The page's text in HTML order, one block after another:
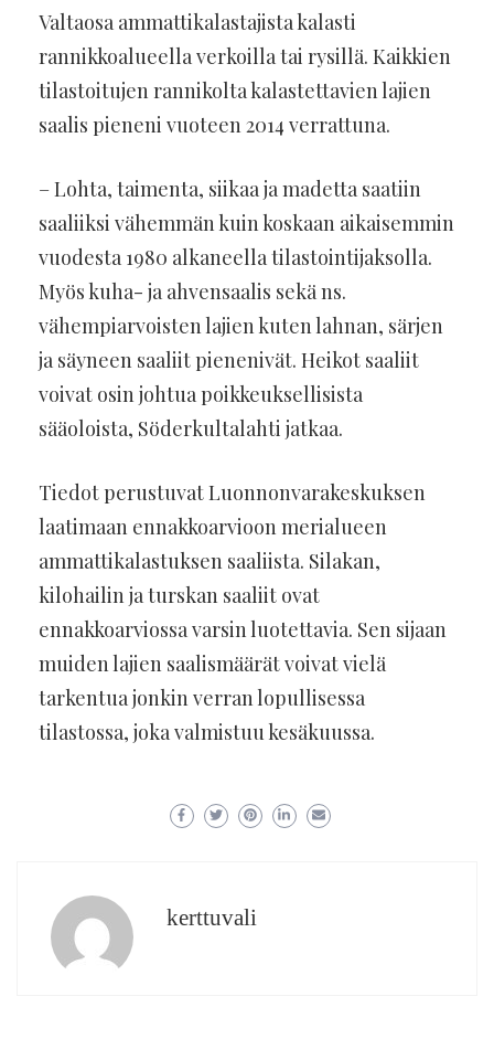
Valtaosa ammattikalastajista kalasti
rannikkoalueella verkoilla tai rysillä. Kaikkien
tilastoitujen rannikolta kalastettavien lajien
saalis pieneni vuoteen 2014 verrattuna.
– Lohta, taimenta, siikaa ja madetta saatiin
saaliiksi vähemmän kuin koskaan aikaisemmin
vuodesta 1980 alkaneella tilastointijaksolla.
Myös kuha- ja ahvensaalis sekä ns.
vähempiarvoisten lajien kuten lahnan, särjen
ja säyneen saaliit pienenivät. Heikot saaliit
voivat osin johtua poikkeuksellisista
sääoloista, Söderkultalahti jatkaa.
Tiedot perustuvat Luonnonvarakeskuksen
laatimaan ennakkoarvioon merialueen
ammattikalastuksen saaliista. Silakan,
kilohailin ja turskan saaliit ovat
ennakkoarviossa varsin luotettavia. Sen sijaan
muiden lajien saalismäärät voivat vielä
tarkentua jonkin verran lopullisessa
tilastossa, joka valmistuu kesäkuussa.
kerttuvali